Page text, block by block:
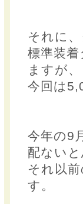
それに
標準装
ますが、
今回は
今年の9
配ない
それ以
す。